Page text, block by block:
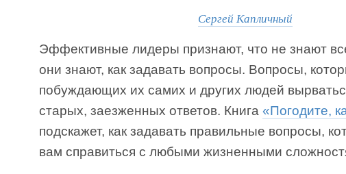
Сергей Капличный
Эффективные лидеры признают, что не знают
они знают, как задавать вопросы. Вопросы,
побуждающих их самих и других людей
старых, заезженных ответов. Книга «Погодите,
подскажет, как задавать правильные вопросы,
вам справиться с любыми жизненными